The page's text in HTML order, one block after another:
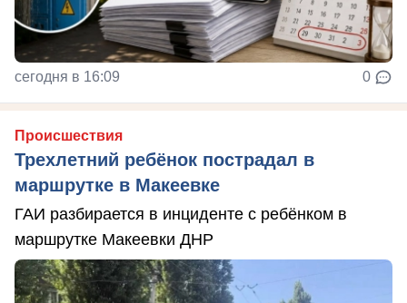
сегодня в 16:09 0
Происшествия
Трехлетний ребёнок пострадал в
маршрутке в Макеевке
ГАИ разбирается в инциденте с ребёнком в
маршрутке Макеевки ДНР